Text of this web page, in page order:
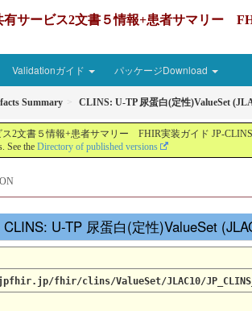
有サービス2文書５情報+患者サマリー
Validationガイド パッケージDownload
Summary CLINS: U-TP 尿蛋⽩(定性)ValueSet
2文書５情報+患者サマリー FHIR実装ガイド JP-CLINS
See the Directory of published versions
CLINS: U-TP 尿蛋⽩(定性)ValueSet
fhir/clins/ValueSet/JLAC10/